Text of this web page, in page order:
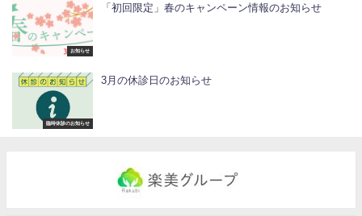
お知らせ
「初回限定」春のキャンペーン情報のお知らせ
臨時休診のお知らせ
3月の休診日のお知らせ